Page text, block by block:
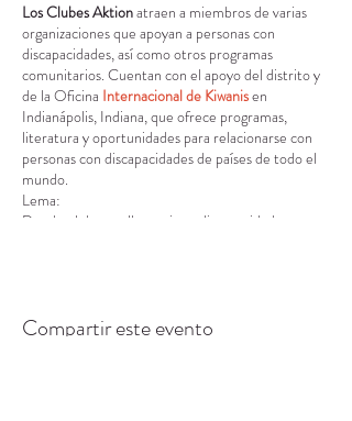
Los Clubes Aktionatraen a miembros de varias
organizaciones que apoyan a personas con
discapacidades, así como otros programas
comunitarios. Cuentan con el apoyo del distrito y
de la Oficina Internacional de Kiwanisen
Indianápolis, Indiana, que ofrece programas,
literatura y oportunidades para relacionarse con
personas con discapacidades de países de todo el
mundo.
Lema:
Donde el desarrollo no tiene discapacidad.
Brindar a los adultos que viven con discapacidades
Compartir este evento